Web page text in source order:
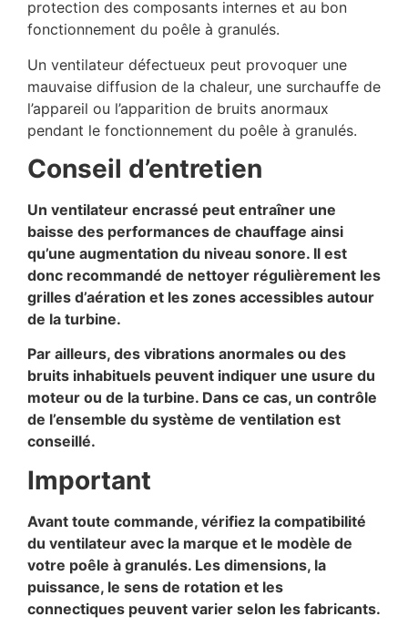
protection des composants internes et au bon
fonctionnement du poêle à granulés.
Un ventilateur défectueux peut provoquer une
mauvaise diffusion de la chaleur, une surchauffe de
l’appareil ou l’apparition de bruits anormaux
pendant le fonctionnement du poêle à granulés.
Conseil d’entretien
Un ventilateur encrassé peut entraîner une
baisse des performances de chauffage ainsi
qu’une augmentation du niveau sonore. Il est
donc recommandé de nettoyer régulièrement les
grilles d’aération et les zones accessibles autour
de la turbine.
Par ailleurs, des vibrations anormales ou des
bruits inhabituels peuvent indiquer une usure du
moteur ou de la turbine. Dans ce cas, un contrôle
de l’ensemble du système de ventilation est
conseillé.
Important
Avant toute commande, vérifiez la compatibilité
du ventilateur avec la marque et le modèle de
votre poêle à granulés. Les dimensions, la
puissance, le sens de rotation et les
connectiques peuvent varier selon les fabricants.